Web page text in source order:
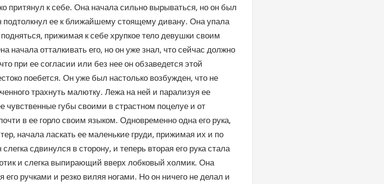
притянул к себе. Она начала сильно вырываться, но он был
подтолкнул ее к ближайшему стоящему дивану. Она упала
прижимая к себе хрупкое тело девушки своим
начала отталкивать его, но он уже знал, что сейчас должно
при ее согласии или без нее он обзаведется этой
поебется. Он уже был настолько возбужден, что не
трахнуть малютку. Лежа на ней и парализуя ее
чувственные губы своими в страстном поцелуе и от
в ее горло своим языком. Одновременно одна его рука,
начала ласкать ее маленькие груди, прижимая их и по
сдвинулся в сторону, и теперь вторая его рука стала
и слегка выпирающий вверх лобковый холмик. Она
ручками и резко виляя ногами. Но он ничего не делал и